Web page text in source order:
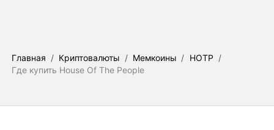
Главная / Криптовалюты / Мемкоины / HOTP /
Где купить House Of The People